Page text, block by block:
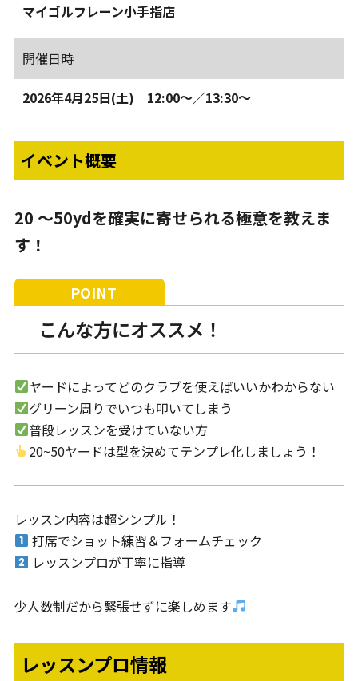
マイゴルフレーン小手指店
開催日時
2026年4月25日(土) 12:00～／13:30～
イベント概要
20 ～50ydを確実に寄せられる極意を教えま
す！
こんな方にオススメ！
ヤードによってどのクラブを使えばいいかわからない
グリーン周りでいつも叩いてしまう
普段レッスンを受けていない方
20~50ヤードは型を決めてテンプレ化しましょう！
レッスン内容は超シンプル！
打席でショット練習＆フォームチェック
レッスンプロが丁寧に指導
少人数制だから緊張せずに楽しめます
レッスンプロ情報